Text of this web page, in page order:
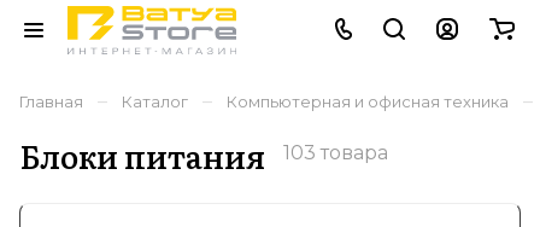
Главная – Каталог – Компьютерная и офисная техника –
Блоки питания 103 товара